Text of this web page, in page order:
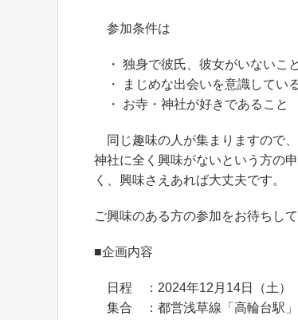
参加条件は
・ 独身で彼氏、彼女がいないこと
・ まじめな出会いを意識してい
・ お寺・神社が好きであること
同じ趣味の人が集まりますので
神社に全く興味がないという方の
く、興味さえあれば大丈夫です。
ご興味のある方の参加をお待ちして
■企画内容
日程 ：2024年12月14日（土）
集合 ：都営浅草線「高輪台駅